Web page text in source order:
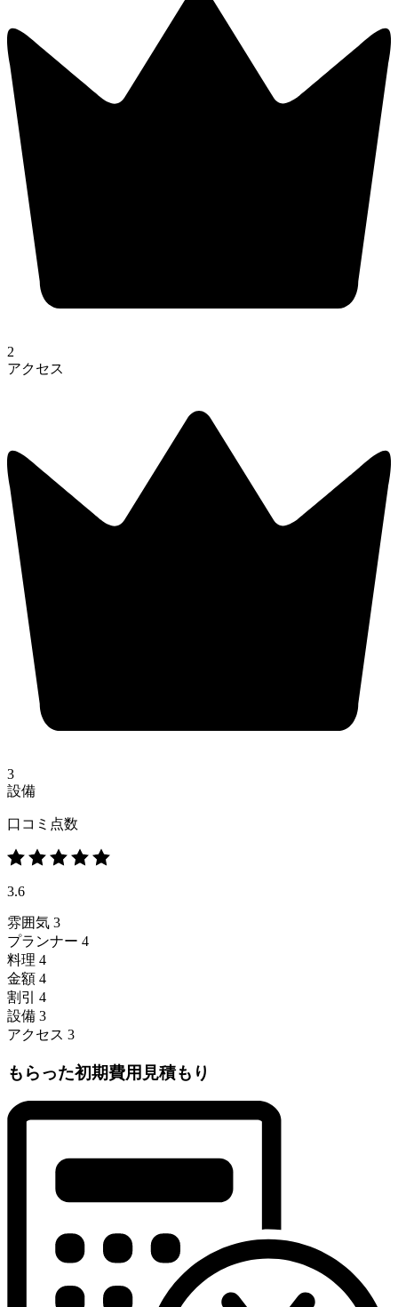
2
アクセス
3
設備
口コミ点数
3.6
雰囲気 3
プランナー 4
料理 4
金額 4
割引
4
設備 3
アクセス 3
もらった初期費用見積もり